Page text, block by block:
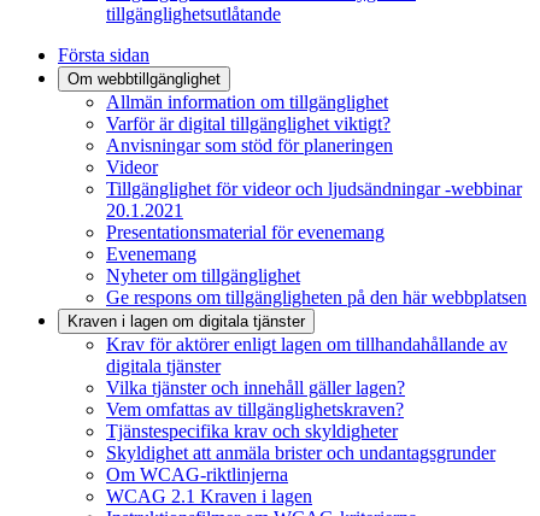
tillgänglighetsutlåtande
Första sidan
Om webbtillgänglighet
Allmän information om tillgänglighet
Varför är digital tillgänglighet viktigt?
Anvisningar som stöd för planeringen
Videor
Tillgänglighet för videor och ljudsändningar -webbinar
20.1.2021
Presentationsmaterial för evenemang
Evenemang
Nyheter om tillgänglighet
Ge respons om tillgängligheten på den här webbplatsen
Kraven i lagen om digitala tjänster
Krav för aktörer enligt lagen om tillhandahållande av
digitala tjänster
Vilka tjänster och innehåll gäller lagen?
Vem omfattas av tillgänglighetskraven?
Tjänstespecifika krav och skyldigheter
Skyldighet att anmäla brister och undantagsgrunder
Om WCAG-riktlinjerna
WCAG 2.1 Kraven i lagen